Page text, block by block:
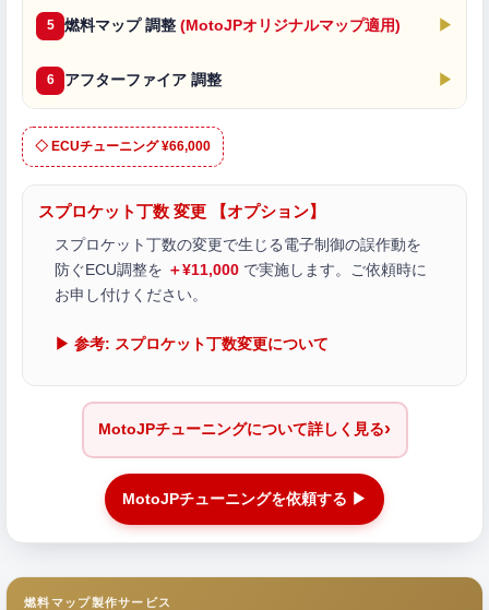
5 燃料マップ 調整 (MotoJPオリジナルマップ適用) ▶
6 アフターファイア 調整 ▶
◇ ECUチューニング ¥66,000
スプロケット丁数 変更 【オプション】
スプロケット丁数の変更で生じる電子制御の誤作動を
防ぐECU調整を ＋¥11,000 で実施します。ご依頼時に
お申し付けください。
▶ 参考: スプロケット丁数変更について
MotoJPチューニングについて詳しく見る›
MotoJPチューニングを依頼する ▶
燃料マップ製作サービス